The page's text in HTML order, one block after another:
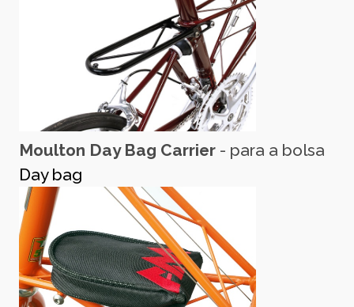
Moulton Day Bag Carrier - para a bolsa
Day bag